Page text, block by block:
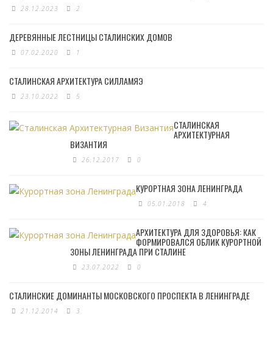
28.12.2023 2
ДЕРЕВЯННЫЕ ЛЕСТНИЦЫ СТАЛИНСКИХ ДОМОВ
07.02.2020 1
СТАЛИНСКАЯ АРХИТЕКТУРА СИЛЛАМЯЭ
23.10.2022 5
СТАЛИНСКАЯ
АРХИТЕКТУРНАЯ
ВИЗАНТИЯ
26.12.2017 0
КУРОРТНАЯ ЗОНА ЛЕНИНГРАДА
05.01.2018 4
АРХИТЕКТУРА ДЛЯ ЗДОРОВЬЯ: КАК
ФОРМИРОВАЛСЯ ОБЛИК КУРОРТНОЙ
ЗОНЫ ЛЕНИНГРАДА ПРИ СТАЛИНЕ
23.07.2022 0
СТАЛИНСКИЕ ДОМИНАНТЫ МОСКОВСКОГО ПРОСПЕКТА В ЛЕНИНГРАДЕ
21.12.2014 3